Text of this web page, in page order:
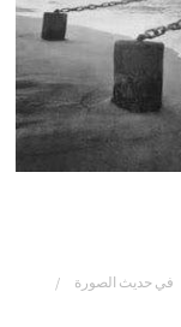
في حديث الصورة